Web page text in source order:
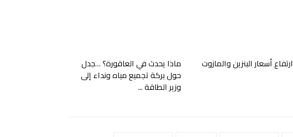
ارتفاع أسعار البنزين والمازوت
ماذا يحدث في العاقورة؟ …جدل
حول بركة تجميع مياه ونداء إلى
وزير الطاقة ...